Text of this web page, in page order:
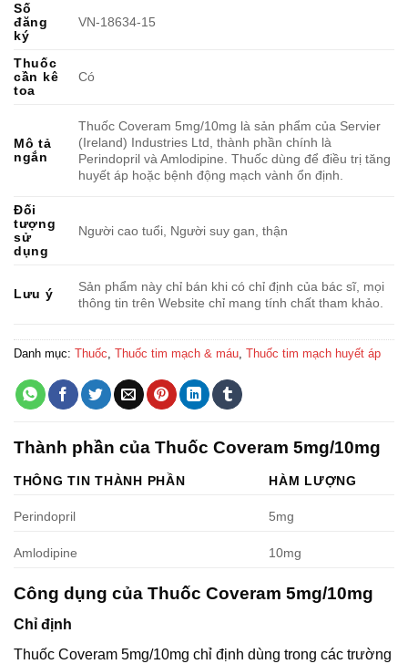
Số
đăng
ký
VN-18634-15
Thuốc
cần kê
toa
Có
Mô tả
ngắn
Thuốc Coveram 5mg/10mg là sản phẩm của Servier
(Ireland) Industries Ltd, thành phần chính là
Perindopril và Amlodipine. Thuốc dùng để điều trị tăng
huyết áp hoặc bệnh động mạch vành ổn định.
Đối
tượng
sử
dụng
Người cao tuổi, Người suy gan, thận
Lưu ý
Sản phẩm này chỉ bán khi có chỉ định của bác sĩ, mọi
thông tin trên Website chỉ mang tính chất tham khảo.
Danh mục: Thuốc, Thuốc tim mạch & máu, Thuốc tim mạch huyết áp
Thành phần của Thuốc Coveram 5mg/10mg
THÔNG TIN THÀNH PHẦN HÀM LƯỢNG
Perindopril 5mg
Amlodipine 10mg
Công dụng của Thuốc Coveram 5mg/10mg
Chỉ định
Thuốc Coveram 5mg/10mg chỉ định dùng trong các trường